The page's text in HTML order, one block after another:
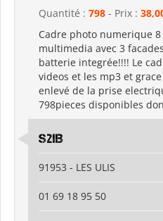
Quantité : 798 - Prix :
Cadre photo numerique
multimedia avec 3
batterie integrée!!!! Le
videos et les mp3 et
enlevé de la prise
798pieces disponibles
S2IB
91953 - LES ULIS
01 69 18 95 50